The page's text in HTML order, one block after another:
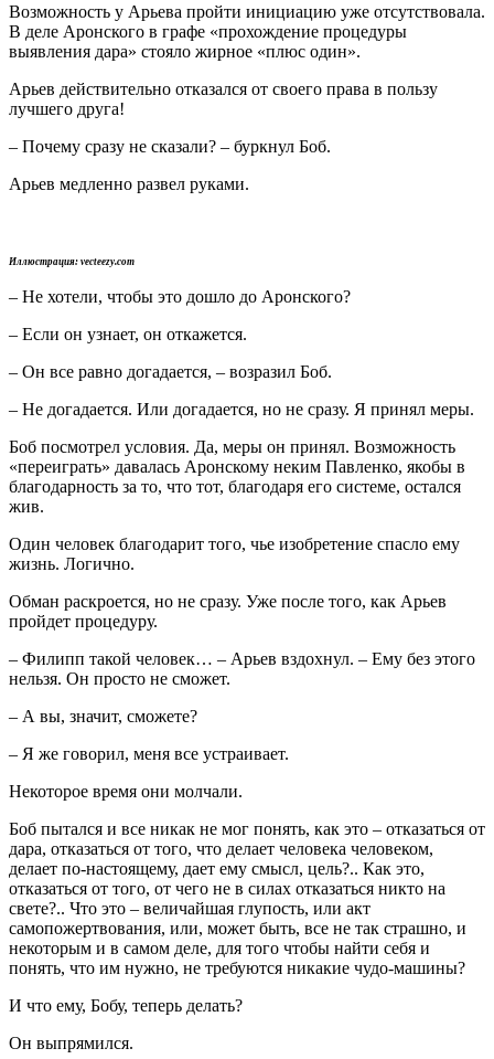
Возможность у Арьева пройти инициацию уже отсутствовала.
В деле Аронского в графе «прохождение процедуры
выявления дара» стояло жирное «плюс один».
Арьев действительно отказался от своего права в пользу
лучшего друга!
– Почему сразу не сказали? – буркнул Боб.
Арьев медленно развел руками.
Иллюстрация: vecteezy.com
– Не хотели, чтобы это дошло до Аронского?
– Если он узнает, он откажется.
– Он все равно догадается, – возразил Боб.
– Не догадается. Или догадается, но не сразу. Я принял меры.
Боб посмотрел условия. Да, меры он принял. Возможность
«переиграть» давалась Аронскому неким Павленко, якобы в
благодарность за то, что тот, благодаря его системе, остался
жив.
Один человек благодарит того, чье изобретение спасло ему
жизнь. Логично.
Обман раскроется, но не сразу. Уже после того, как Арьев
пройдет процедуру.
– Филипп такой человек… – Арьев вздохнул. – Ему без этого
нельзя. Он просто не сможет.
– А вы, значит, сможете?
– Я же говорил, меня все устраивает.
Некоторое время они молчали.
Боб пытался и все никак не мог понять, как это – отказаться от
дара, отказаться от того, что делает человека человеком,
делает по-настоящему, дает ему смысл, цель?.. Как это,
отказаться от того, от чего не в силах отказаться никто на
свете?.. Что это – величайшая глупость, или акт
самопожертвования, или, может быть, все не так страшно, и
некоторым и в самом деле, для того чтобы найти себя и
понять, что им нужно, не требуются никакие чудо-машины?
И что ему, Бобу, теперь делать?
Он выпрямился.